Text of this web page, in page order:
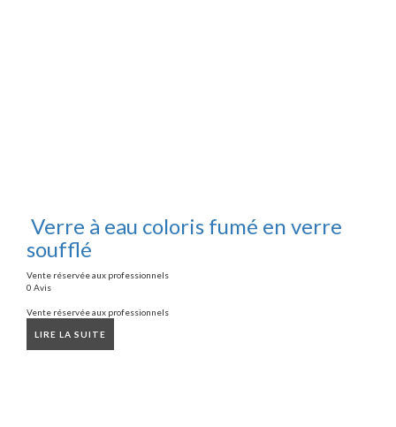
Verre à eau coloris fumé en verre
soufflé
Vente réservée aux professionnels
0 Avis
Vente réservée aux professionnels
LIRE LA SUITE